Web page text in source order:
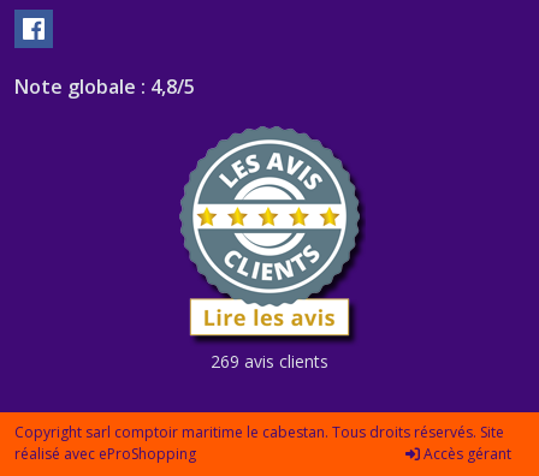
Note globale : 4,8/5
269 avis clients
Copyright sarl comptoir maritime le cabestan. Tous droits réservés. Site
réalisé avec eProShopping Accès gérant